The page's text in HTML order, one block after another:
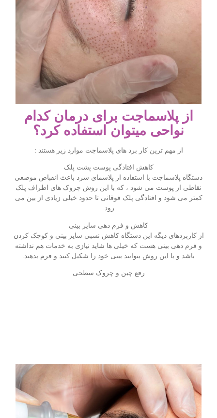
از پلاسماجت برای درمان کدام
نواحی میتوان استفاده کرد؟
از مهم ترین کار برد های پلاسماجت موارد زیر هستند :
کاهش افتادگی پوست پشت پلک
دستگاه پلاسماجت با استفاده از پلاسمای سرد باعث انقباض موضعی
نقاطی از پوست می شود ، که با این روش چروک های اطراف پلک
کمتر می شود و افتادگی پلک فوقانی تا حدود خیلی زیادی از بین می
رود.
کاهش و فرم دهی سایز بینی
از کاربردهای دیگه این دستگاه کاهش نسبی سایز بینی و کوچک کردن
و فرم دهی بینی هست که خیلی ها شاید نیازی به خدمات هم نداشته
باشد و با این روش بتوانند بینی خود را شکیل کنند و فرم بدهند.
رفع چین و چروک سطحی